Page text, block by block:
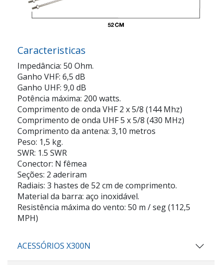
Caracteristicas
Impedância: 50 Ohm.
Ganho VHF: 6,5 dB
Ganho UHF: 9,0 dB
Potência máxima: 200 watts.
Comprimento de onda VHF 2 x 5/8 (144 Mhz)
Comprimento de onda UHF 5 x 5/8 (430 MHz)
Comprimento da antena: 3,10 metros
Peso: 1,5 kg.
SWR: 1.5 SWR
Conector: N fêmea
Seções: 2 aderiram
Radiais: 3 hastes de 52 cm de comprimento.
Material da barra: aço inoxidável.
Resistência máxima do vento: 50 m / seg (112,5
MPH)
ACESSÓRIOS X300N